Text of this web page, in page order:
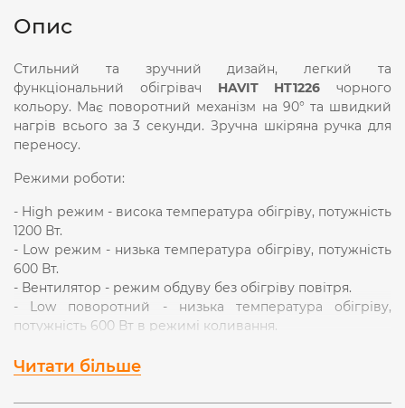
Опис
Стильний та зручний дизайн, легкий та
функціональний обігрівач HAVIT HT1226 чорного
кольoру. Має поворотний механізм на 90° та швидкий
нагрів всього за 3 секунди. Зручна шкіряна ручка для
переносу.
Режими роботи:
- High режим - висока температура обігріву, потужність
1200 Вт.
- Low режим - низька температура обігріву, потужність
600 Вт.
- Вентилятор - режим обдуву без обігріву повітря.
- Low поворотний - низька температура обігріву,
потужність 600 Вт в режимі коливання.
потужність 1200 Вт в режимі коливання.
режимі коливання.
Читати більше